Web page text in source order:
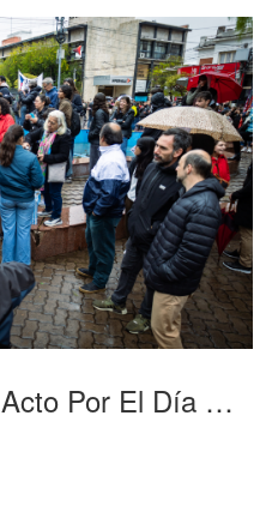
20250324 - Acto Por El Día Nacional Por La Memoria, La Verdad Y Justicia (36)